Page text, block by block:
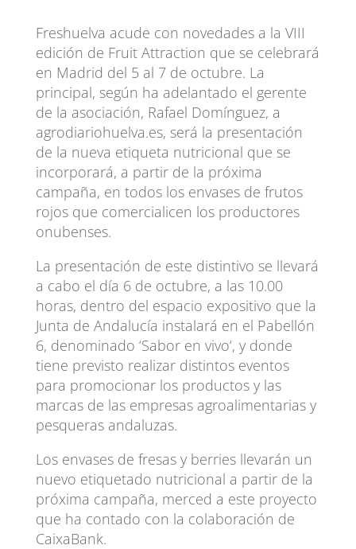
Freshuelva acude con novedades a la VIII
edición de Fruit Attraction que se celebrará
en Madrid del 5 al 7 de octubre. La
principal, según ha adelantado el gerente
de la asociación, Rafael Domínguez, a
agrodiariohuelva.es, será la presentación
de la nueva etiqueta nutricional que se
incorporará, a partir de la próxima
campaña, en todos los envases de frutos
rojos que comercialicen los productores
onubenses.
La presentación de este distintivo se llevará
a cabo el día 6 de octubre, a las 10.00
horas, dentro del espacio expositivo que la
Junta de Andalucía instalará en el Pabellón
6, denominado ‘Sabor en vivo‘, y donde
tiene previsto realizar distintos eventos
para promocionar los productos y las
marcas de las empresas agroalimentarias y
pesqueras andaluzas.
Los envases de fresas y berries llevarán un
nuevo etiquetado nutricional a partir de la
próxima campaña, merced a este proyecto
que ha contado con la colaboración de
CaixaBank.